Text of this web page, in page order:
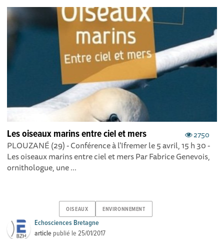
2750
Les oiseaux marins entre ciel et mers
PLOUZANÉ (29) - Conférence à l'Ifremer le 5 avril, 15 h 30 -
Les oiseaux marins entre ciel et mers Par Fabrice Genevois,
ornithologue, une ...
OISEAUX ENVIRONNEMENT
Echosciences Bretagne
article publié le25/01/2017